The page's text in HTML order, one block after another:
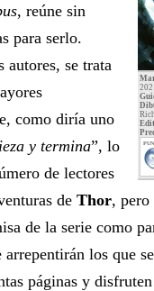
, reúne sin
para serlo.
autores, se trata
como diría uno
y termina”, lo
de lectores
de Thor, pero
de la serie como
los que
páginas y